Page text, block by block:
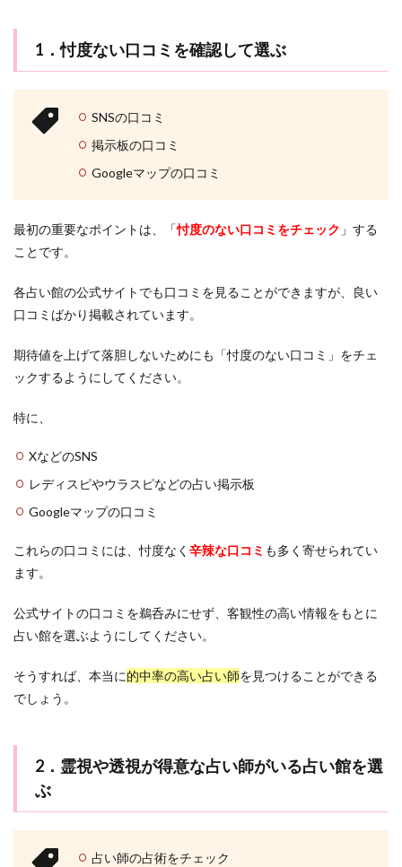
1．忖度ない口コミを確認して選ぶ
SNSの口コミ
掲示板の口コミ
Googleマップの口コミ
最初の重要なポイントは、「忖度のない口コミをチェック 」する
ことです。
各占い館の公式サイトでも口コミを見ることができますが、良い
口コミばかり掲載されています。
期待値を上げて落胆しないためにも「忖度のない口コミ」をチェ
ックするようにしてください。
特に、
XなどのSNS
レディスピやウラスピなどの占い掲示板
Googleマップの口コミ
これらの口コミには、忖度なく 辛辣な口コミ も多く寄せられてい
ます。
公式サイトの口コミを鵜呑みにせず、客観性の高い情報をもとに
占い館を選ぶようにしてください。
そうすれば、本当に的中率の高い占い師を見つけることができる
でしょう。
2．霊視や透視が得意な占い師がいる占い館を選
ぶ
占い師の占術をチェック